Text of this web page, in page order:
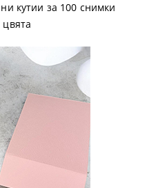
кутии за 100 снимки